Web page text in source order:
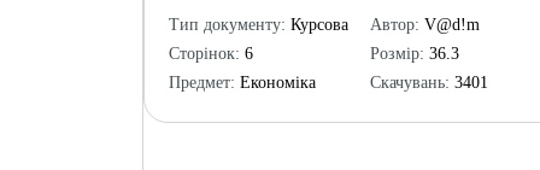
Тип документу: Курсова
Сторінок: 6
Предмет: Економіка
Автор: V@d!m
Розмір: 36.3
Скачувань: 3401